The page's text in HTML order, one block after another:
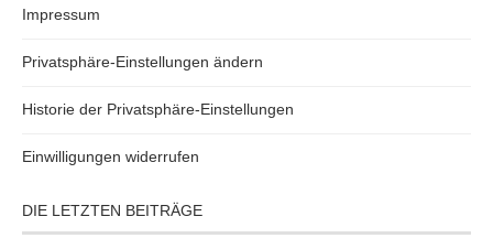
Impressum
Privatsphäre-Einstellungen ändern
Historie der Privatsphäre-Einstellungen
Einwilligungen widerrufen
DIE LETZTEN BEITRÄGE